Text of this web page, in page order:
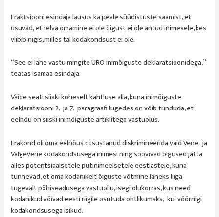
Fraktsiooni esindaja lausus ka peale süüdistuste saamist, et
usuvad, et relva omamine ei ole õigust ei ole antud inimesele, kes
viibib riigis, milles tal kodakondsust ei ole.
“See ei lähe vastu mingite ÜRO inimõiguste deklaratsioonidega,”
teatas Isamaa esindaja.
Väide seati siiaki koheselt kahtluse alla, kuna inimõiguste
deklaratsiooni 2. ja 7. paragraafi lugedes on võib tunduda, et
eelnõu on siiski inimõiguste artiklitega vastuolus.
Erakond oli oma eelnõus otsustanud diskrimineerida vaid Vene- ja
Valgevene kodakondsusega inimesi ning soovivad õigused jätta
alles potentsiaalsetele putinimeelsetele eestlastele, kuna
tunnevad, et oma kodanikelt õiguste võtmine läheks liiga
tugevalt põhiseadusega vastuollu, isegi olukorras, kus need
kodanikud võivad eesti riigile osutuda ohtlikumaks, kui võõrriigi
kodakondsusega isikud.